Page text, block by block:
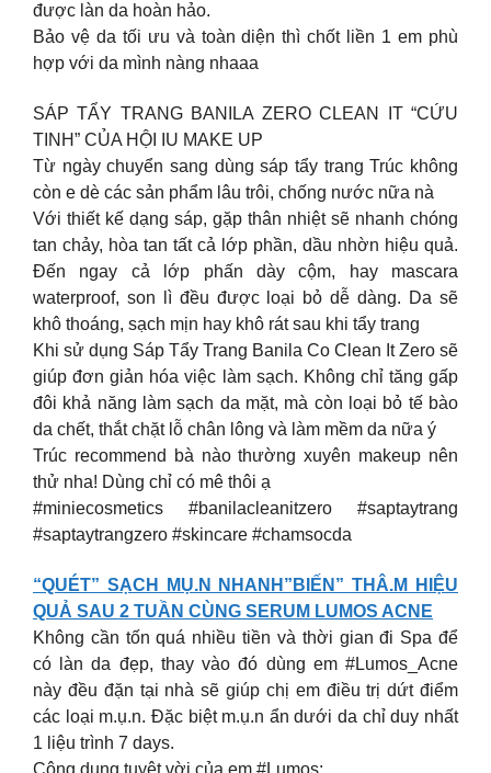
được làn da hoàn hảo.
Bảo vệ da tối ưu và toàn diện thì chốt liền 1 em phù
hợp với da mình nàng nhaaa
SÁP TẨY TRANG BANILA ZERO CLEAN IT “CỨU
TINH” CỦA HỘI IU MAKE UP
Từ ngày chuyển sang dùng sáp tẩy trang Trúc không
còn e dè các sản phẩm lâu trôi, chống nước nữa nà
Với thiết kế dạng sáp, gặp thân nhiệt sẽ nhanh chóng
tan chảy, hòa tan tất cả lớp phần, dầu nhờn hiệu quả.
Đến ngay cả lớp phấn dày cộm, hay mascara
waterproof, son lì đều được loại bỏ dễ dàng. Da sẽ
khô thoáng, sạch mịn hay khô rát sau khi tẩy trang
Khi sử dụng Sáp Tẩy Trang Banila Co Clean It Zero sẽ
giúp đơn giản hóa việc làm sạch. Không chỉ tăng gấp
đôi khả năng làm sạch da mặt, mà còn loại bỏ tế bào
da chết, thắt chặt lỗ chân lông và làm mềm da nữa ý
Trúc recommend bà nào thường xuyên makeup nên
thử nha! Dùng chỉ có mê thôi ạ
#miniecosmetics #banilacleanitzero #saptaytrang
#saptaytrangzero #skincare #chamsocda
“QUÉT” SẠCH MỤ.N NHANH”BIẾN” THÂ.M HIỆU
QUẢ SAU 2 TUẦN CÙNG SERUM LUMOS ACNE
Không cần tốn quá nhiều tiền và thời gian đi Spa để
có làn da đẹp, thay vào đó dùng em #Lumos_Acne
này đều đặn tại nhà sẽ giúp chị em điều trị dứt điểm
các loại m.ụ.n. Đặc biệt m.ụ.n ẩn dưới da chỉ duy nhất
1 liệu trình 7 days.